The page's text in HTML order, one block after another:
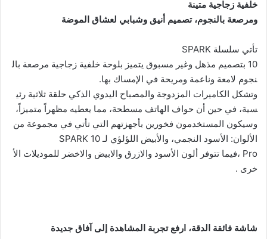
خلفية زجاجية متينة
ومرصعة بالنجوم، تصميم أنيق وشبابي لعشاق الموضة
تأتي سلسلة SPARK
10 بتصميم مذهل وغير مسبوق يتميز بلوحة خلفية زجاجية مرصعة بال
نجوم لامعة وناعمة ومريحة في الإمساك بها.
وتشكل الكاميرات المزدوجة والمصباح اليدوي الذكي حلقة ثلاثية رئي
سية، في حين أن حواف الهاتف مسطحة، مما يعطيه مظهراً متميزاً،
وسيكون المستخدمون فخورين بأجهزتهم التي تأتي في مجموعة من
الألوان: الأسود النجمي، والأبيض اللؤلؤي لـ SPARK 10
Pro ،فيما تتوفر ألون الأسود والازرق والابيض والاخضر للموديلات الأ
خرى .
شاشة فائقة الدقة، ارفع تجربة المشاهدة إلى آفاق جديدة